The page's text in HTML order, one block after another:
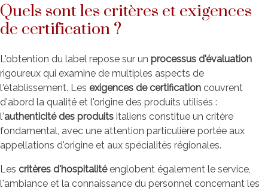
Quels sont les critères et exigences
de certification ?
L'obtention du label repose sur un processus d'évaluation
rigoureux qui examine de multiples aspects de
l'établissement. Les exigences de certification couvrent
d'abord la qualité et l'origine des produits utilisés :
l'authenticité des produits italiens constitue un critère
fondamental, avec une attention particulière portée aux
appellations d'origine et aux spécialités régionales.
Les critères d'hospitalitéenglobent également le service,
l'ambiance et la connaissance du personnel concernant les